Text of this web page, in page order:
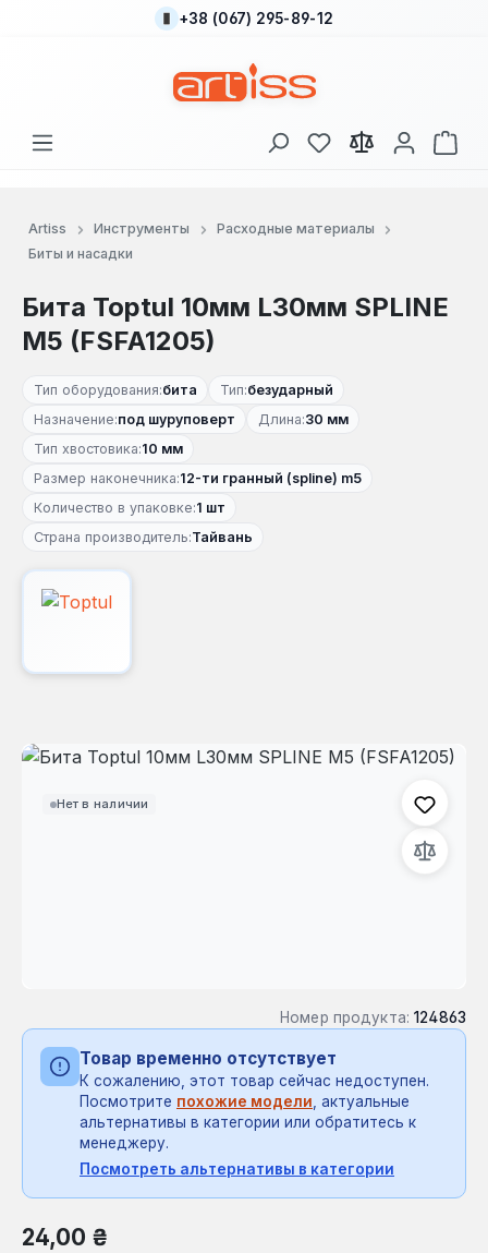
Перейти к основному содержанию
+38 (067) 295-89-12
У вас есть товары
В
Artiss Инструменты
Расходные материалы
Биты и насадки
Бита Toptul 10мм L30мм SPLINE
M5 (FSFA1205)
Тип оборудования:бита Тип:безударный
Назначение:под шуруповерт Длина:30 мм
Тип хвостовика:10 мм
Размер наконечника:12-ти гранный (spline) m5
Количество в упаковке:1 шт
Страна производитель:Тайвань
Нет в наличии
Пропустить галерею изображений
Номер продукта: 124863
Товар временно отсутствует
К сожалению, этот товар сейчас недоступен.
Посмотрите похожие модели, актуальные
альтернативы в категории или обратитесь к
менеджеру.
Посмотреть альтернативы в категории
Обычная цена:
24,00 ₴